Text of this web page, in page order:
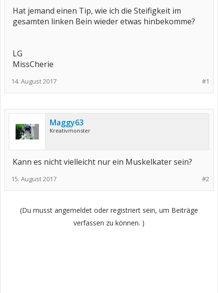
Hat jemand einen Tip, wie ich die Steifigkeit im
gesamten linken Bein wieder etwas hinbekomme?
LG
MissCherie
#1
14. August 2017
Maggy63
Kreativmonster
Kann es nicht vielleicht nur ein Muskelkater sein?
#2
15. August 2017
(Du musst angemeldet oder registriert sein, um Beiträge
verfassen zu können. )